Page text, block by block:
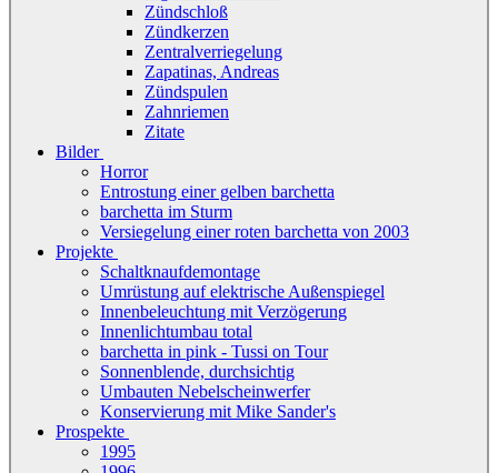
Zündschloß
Zündkerzen
Zentralverriegelung
Zapatinas, Andreas
Zündspulen
Zahnriemen
Zitate
Bilder
Horror
Entrostung einer gelben barchetta
barchetta im Sturm
Versiegelung einer roten barchetta von 2003
Projekte
Schaltknaufdemontage
Umrüstung auf elektrische Außenspiegel
Innenbeleuchtung mit Verzögerung
Innenlichtumbau total
barchetta in pink - Tussi on Tour
Sonnenblende, durchsichtig
Umbauten Nebelscheinwerfer
Konservierung mit Mike Sander's
Prospekte
1995